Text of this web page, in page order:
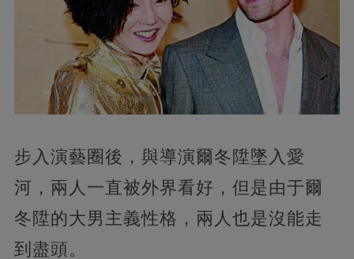
步入演藝圈後，與導演爾冬陞墜入愛
河，兩人一直被外界看好，但是由于爾
冬陞的大男主義性格，兩人也是沒能走
到盡頭。